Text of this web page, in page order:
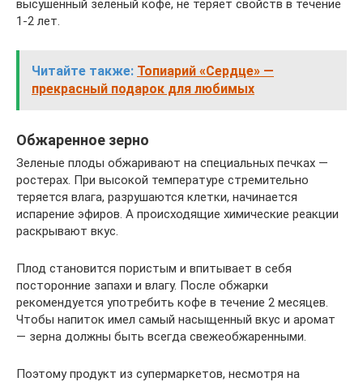
высушенный зеленый кофе, не теряет свойств в течение
1-2 лет.
Читайте также: Топиарий «Сердце» —
прекрасный подарок для любимых
Обжаренное зерно
Зеленые плоды обжаривают на специальных печках —
ростерах. При высокой температуре стремительно
теряется влага, разрушаются клетки, начинается
испарение эфиров. А происходящие химические реакции
раскрывают вкус.
Плод становится пористым и впитывает в себя
посторонние запахи и влагу. После обжарки
рекомендуется употребить кофе в течение 2 месяцев.
Чтобы напиток имел самый насыщенный вкус и аромат
— зерна должны быть всегда свежеобжаренными.
Поэтому продукт из супермаркетов, несмотря на